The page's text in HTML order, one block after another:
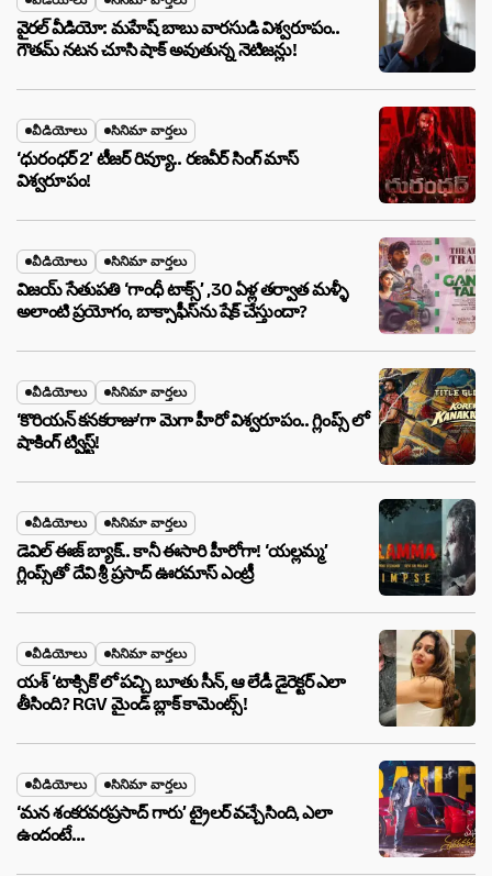
వైరల్ వీడియో: మహేష్ బాబు వారసుడి విశ్వరూపం..
గౌతమ్ నటన చూసి షాక్ అవుతున్న నెటిజన్లు!
వీడియోలు సినిమా వార్తలు
‘ధురంధర్ 2’ టీజర్ రివ్యూ.. రణవీర్ సింగ్ మాస్
విశ్వరూపం!
వీడియోలు సినిమా వార్తలు
విజయ్ సేతుపతి ‘గాంధీ టాక్స్’ ,30 ఏళ్ల తర్వాత మళ్ళీ
అలాంటి ప్రయోగం, బాక్సాఫీస్‌ను షేక్ చేస్తుందా?
వీడియోలు సినిమా వార్తలు
‘కొరియన్ కనకరాజు’గా మెగా హీరో విశ్వరూపం.. గ్లింప్స్ లో
షాకింగ్ ట్విస్ట్!
వీడియోలు సినిమా వార్తలు
డెవిల్ ఈజ్ బ్యాక్.. కానీ ఈసారి హీరోగా! ‘యల్లమ్మ’
గ్లింప్స్‌తో దేవి శ్రీ ప్రసాద్ ఊరమాస్ ఎంట్రీ
వీడియోలు సినిమా వార్తలు
యశ్ ‘టాక్సిక్’లో పచ్చి బూతు సీన్, ఆ లేడీ డైరెక్టర్ ఎలా
తీసింది? RGV మైండ్ బ్లాక్ కామెంట్స్!
వీడియోలు సినిమా వార్తలు
‘మన శంకరవరప్రసాద్ గారు’ ట్రైలర్ వచ్చేసింది, ఎలా
ఉందంటే…